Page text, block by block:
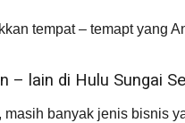
tempat – temapt yang
– lain di Hulu Sungai
banyak jenis bisnis